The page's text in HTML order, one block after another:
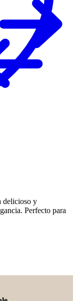
delicioso y
Perfecto para